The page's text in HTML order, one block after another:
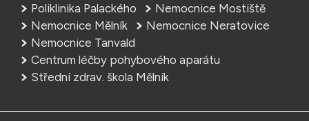
Poliklinika Palackého
Nemocnice Mostiště
Nemocnice Mělník
Nemocnice Neratovice
Nemocnice Tanvald
Centrum léčby pohybového aparátu
Střední zdrav. škola Mělník